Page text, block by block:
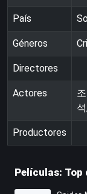
País
Géneros
Directores
Actores
Productores
Películas: Top